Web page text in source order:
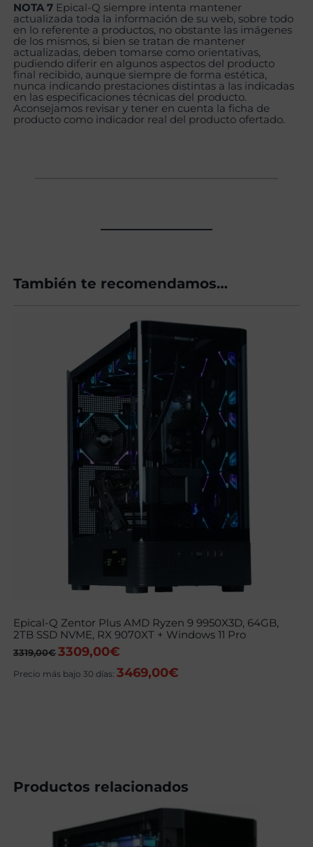
NOTA 7 Epical-Q siempre intenta mantener
actualizada toda la información de su web, sobre todo
en lo referente a productos, no obstante las imágenes
de los mismos, si bien se tratan de mantener
actualizadas, deben tomarse como orientativas,
pudiendo diferir en algunos aspectos del producto
final recibido, aunque siempre de forma estética,
nunca indicando prestaciones distintas a las indicadas
en las especificaciones técnicas del producto.
Aconsejamos revisar y tener en cuenta la ficha de
producto como indicador real del producto ofertado.
También te recomendamos…
Epical-Q Zentor Plus AMD Ryzen 9 9950X3D, 64GB,
2TB SSD NVME, RX 9070XT + Windows 11 Pro
3319,00€ El
original
3309,00€
actual
Precio más bajo 30 días:3469,00€
Productos relacionados